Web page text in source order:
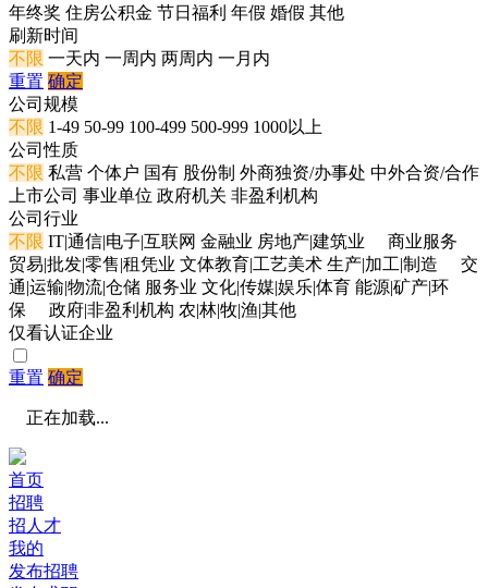
年终奖 住房公积金 节日福利 年假 婚假 其他
刷新时间
不限 一天内 一周内 两周内 一月内
重置 确定
公司规模
不限 1-49 50-99 100-499 500-999 1000以上
公司性质
不限 私营 个体户 国有 股份制 外商独资/办事处 中外合资/合作
上市公司 事业单位 政府机关 非盈利机构
公司行业
不限 IT|通信|电子|互联网 金融业 房地产|建筑业
商业服务
贸易|批发|零售|租凭业 文体教育|工艺美术 生产|加工|制造
交
通|运输|物流|仓储 服务业 文化|传媒|娱乐|体育 能源|矿产|环
保
政府|非盈利机构 农|林|牧|渔|其他
仅看认证企业
重置 确定
正在加载...
首页
招聘
招人才
我的
发布招聘